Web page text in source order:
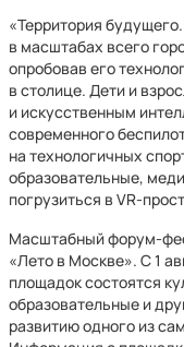
«Территория
в масштабах всего
опробовав его
в столице. Дети и
и искусственным
современного
на технологичных
образовательные,
погрузиться в VR-
Масштабный форум-
«Лето в Москве». С 1
площадок состоятся
образовательные и
развитию одного из